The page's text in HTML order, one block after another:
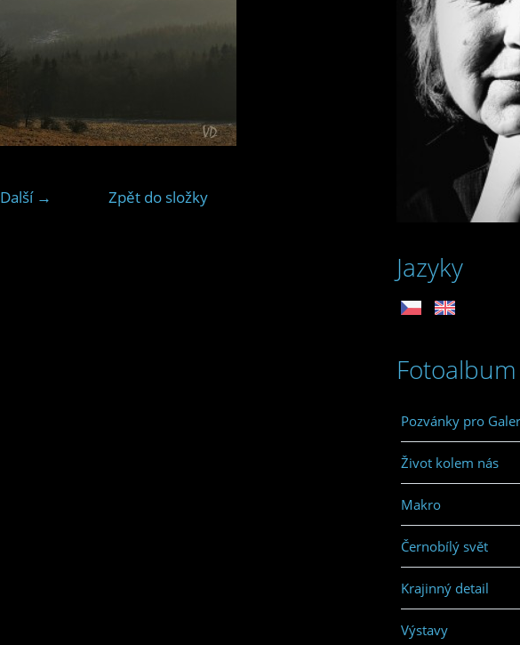
Další → Zpět do složky
Jazyky
Fotoalbum
Pozvánky pro
Život kolem nás
Makro
Černobílý svět
Krajinný detail
Výstavy